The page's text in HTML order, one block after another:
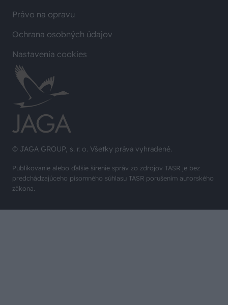
© JAGA GROUP, s. r. o. Všetky práva vyhradené.
Publikovanie alebo ďalšie šírenie správ zo zdrojov TASR je bez
predchádzajúceho písomného súhlasu TASR porušením autorského
zákona.
Právo na opravu
Ochrana osobných údajov
Nastavenia cookies